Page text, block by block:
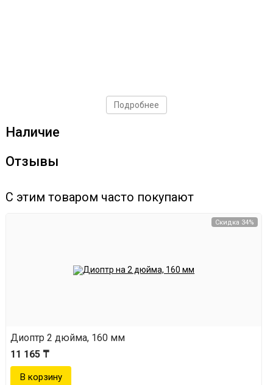
Подробнее
Наличие
Отзывы
С этим товаром часто покупают
Скидка 34%
Диоптр 2 дюйма, 160 мм
11 165 ₸